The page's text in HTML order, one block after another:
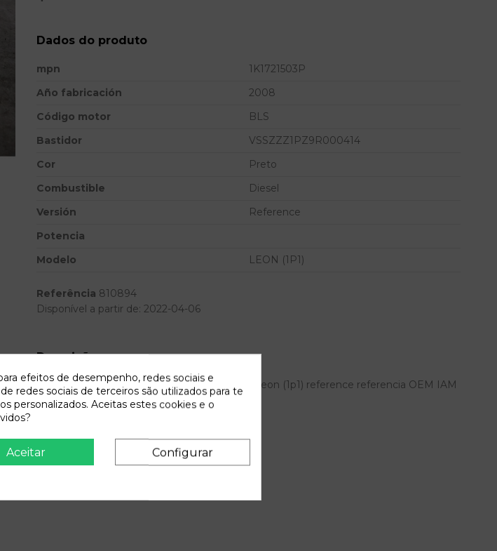
Dados do produto
mpn
1K1721503P
Año fabricación
2008
Código motor
BLS
Bastidor
VSSZZZ1PZ9R000414
Cor
Preto
Combustible
Diesel
Versión
Reference
Potencia
Modelo
LEON (1P1)
Referência 810894
Disponível a partir de: 2022-04-06
Descrição
Recambio de potenciometro pedal para seat leon (1p1) reference referencia OEM IAM
1K1721503P
efeitos de desempenho, redes sociais e
redes sociais de terceiros são utilizados para te
personalizados. Aceitas estes cookies e o
Aceitar Configurar